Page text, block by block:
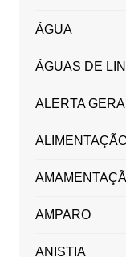
ÁGUA
ÁGUAS DE
ALERTA
AMPARO
ANISTIA